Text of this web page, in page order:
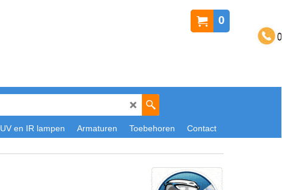
0
UV en IR lampen Armaturen Toebehoren Contact